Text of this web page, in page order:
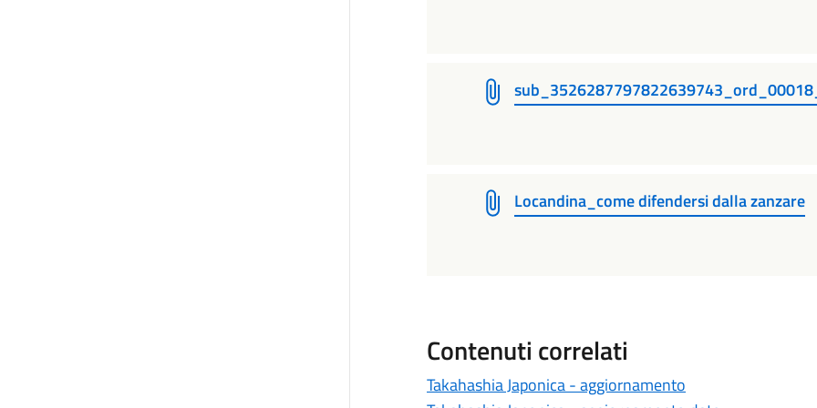
Locandina_come difendersi dalla zanzare
Contenuti correlati
Takahashia Japonica - aggiornamento